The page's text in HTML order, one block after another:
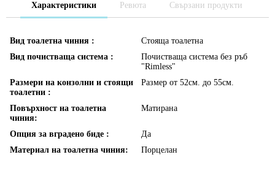
Характеристики Ревюта Свързани продукти
Вид тоалетна чиния :
Стояща тоалетна
Вид почистваща система :
Почистваща система без ръб
"Rimless"
Размери на конзолни и стоящи
тоалетни :
Размер от 52см. до 55см.
Повърхност на тоалетна
чиния:
Матирана
Опция за вградено биде :
Да
Материал на тоалетна чиния:
Порцелан